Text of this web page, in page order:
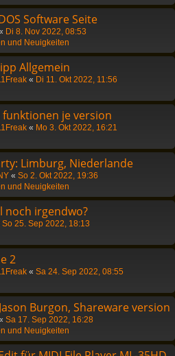
Software Seite
Di 8. Nov 2022, 08:53
und Neuigkeiten
Allgemein
« Di 11. Okt 2022, 11:56
je version
« Mo 3. Okt 2022, 16:21
Limburg, Niederlande
« So 2. Okt 2022, 19:36
und Neuigkeiten
noch irgendwo?
So 25. Sep 2022, 18:13
2
« Sa 24. Sep 2022, 08:55
Burgon, Shareware version
Sa 17. Sep 2022, 16:28
und Neuigkeiten